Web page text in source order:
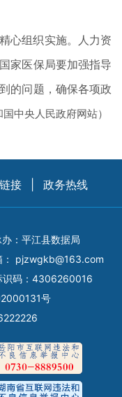
心组织实施。人力资
家医保局要加强指导
的问题，确保各项政
中央人民政府网站）
接 政务热线
办：平江县数据局
pjzwgkb@163.com
识码：4306260016
号